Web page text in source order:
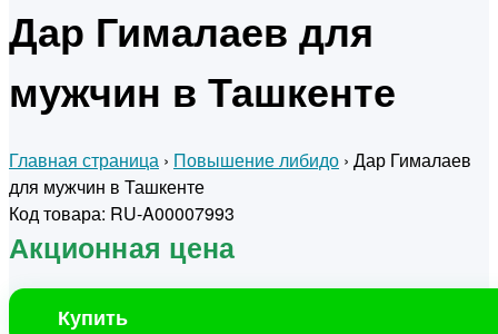
Дар Гималаев для
мужчин в Ташкенте
Главная страница › Повышение либидо › Дар Гималаев
для мужчин в Ташкенте
Код товара: RU-A00007993
Акционная цена
Купить